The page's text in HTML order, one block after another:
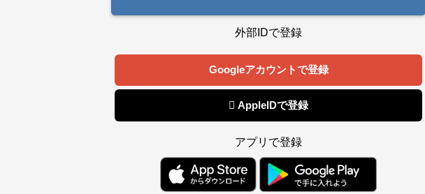
外部IDで登録
Googleアカウントで登録
 AppleIDで登録
アプリで登録